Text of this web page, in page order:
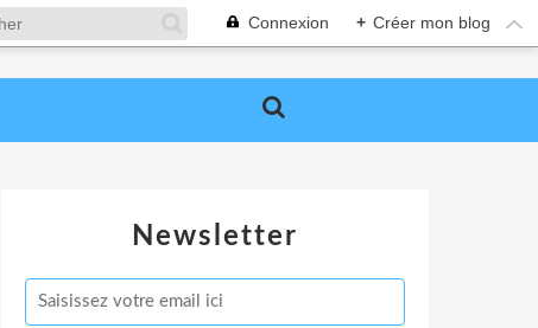
Connexion + Créer mon blog
Newsletter